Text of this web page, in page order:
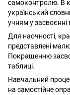
самоконтролю. В
український
учням у засвоєнні
Для наочності,
представлені
Покращенню
таблиці.
Навчальний
на самостійне